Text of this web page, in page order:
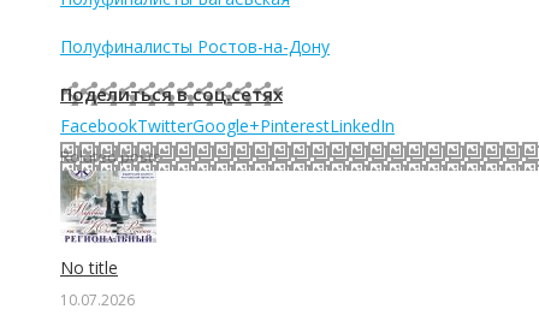
Полуфиналисты Ростов-на-Дону
Поделиться в соц.сетях
FacebookTwitterGoogle+PinterestLinkedIn
Related posts
No title
10.07.2026